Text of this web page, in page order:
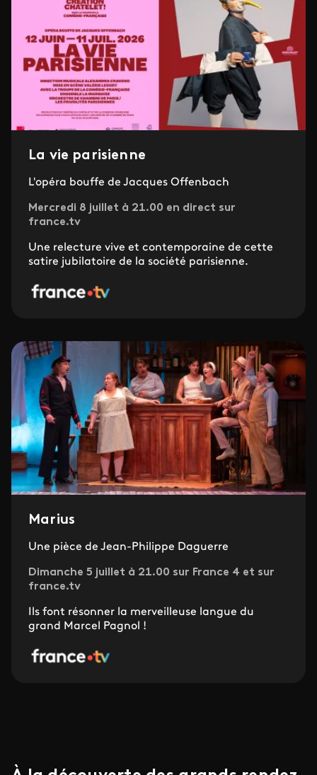
La vie parisienne
L'opéra bouffe de Jacques Offenbach
Mercredi 8 juillet à 21.00 en direct sur
france.tv
Une relecture vive et contemporaine de cette
satire jubilatoire de la société parisienne.
Marius
Une pièce de Jean-Philippe Daguerre
Dimanche 5 juillet à 21.00 sur France 4 et sur
france.tv
Ils font résonner la merveilleuse langue du
grand Marcel Pagnol !